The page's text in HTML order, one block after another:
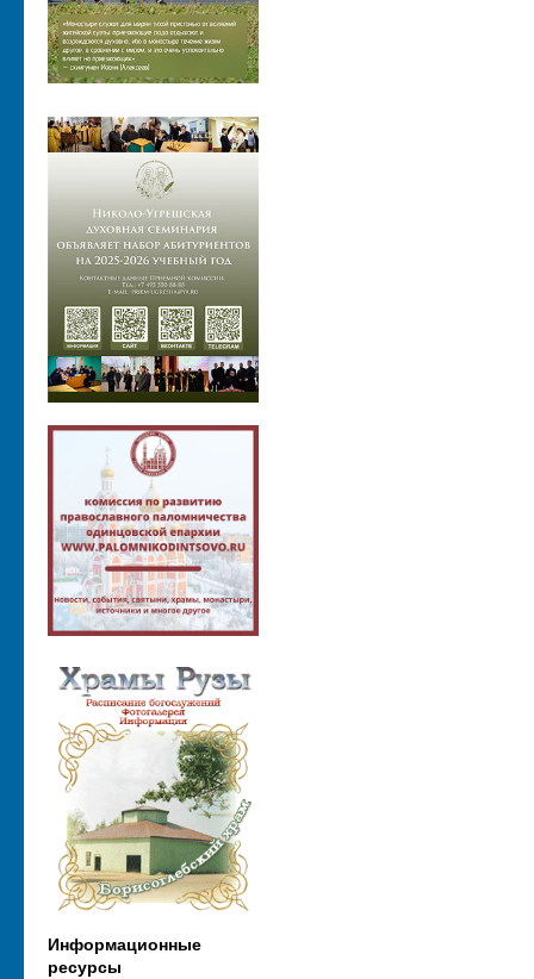
Информационные
ресурсы